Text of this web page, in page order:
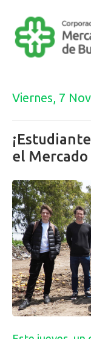
Viernes, 7
el